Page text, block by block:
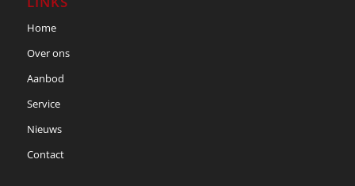
Home
Over ons
Aanbod
Service
Nieuws
Contact